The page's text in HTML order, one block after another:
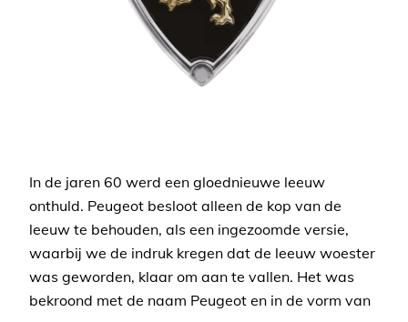
In de jaren 60 werd een gloednieuwe leeuw
onthuld. Peugeot besloot alleen de kop van de
leeuw te behouden, als een ingezoomde versie,
waarbij we de indruk kregen dat de leeuw woester
was geworden, klaar om aan te vallen. Het was
bekroond met de naam Peugeot en in de vorm van